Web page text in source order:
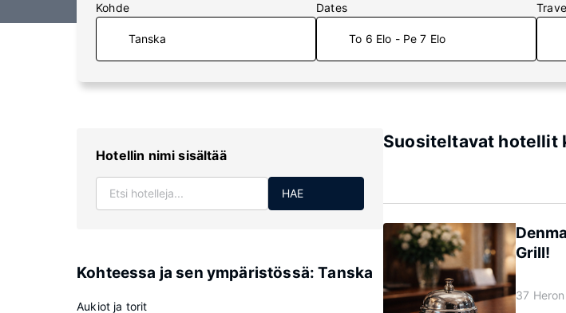
Kohde Dates
To 6 Elo - Pe 7 Elo
Hotellin nimi sisältää
HAE
Kohteessa ja sen ympäristössä: Tanska
Aukiot ja torit
Suositeltavat hotellit
Grill!
37